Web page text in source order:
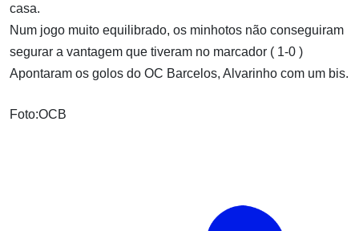
casa.
Num jogo muito equilibrado, os minhotos não conseguiram
segurar a vantagem que tiveram no marcador ( 1-0 )
Apontaram os golos do OC Barcelos, Alvarinho com um bis.
Foto:OCB